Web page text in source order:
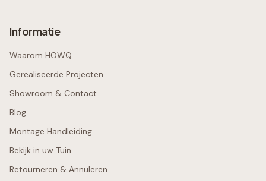
Informatie
Waarom HOWQ
Gerealiseerde Projecten
Showroom & Contact
Blog
Montage Handleiding
Bekijk in uw Tuin
Retourneren & Annuleren